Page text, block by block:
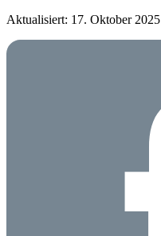
Aktualisiert: 17. Oktober 2025